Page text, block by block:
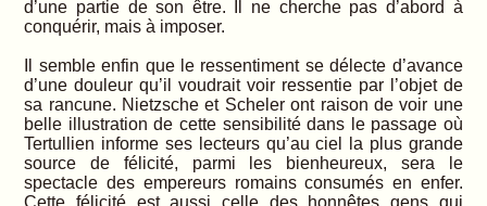
d’une partie de son être. Il ne cherche pas d’abord à
conquérir, mais à imposer.
Il semble enfin que le ressentiment se délecte d’avance
d’une douleur qu’il voudrait voir ressentie par l’objet de
sa rancune. Nietzsche et Scheler ont raison de voir une
belle illustration de cette sensibilité dans le passage où
Tertullien informe ses lecteurs qu’au ciel la plus grande
source de félicité, parmi les bienheureux, sera le
spectacle des empereurs romains consumés en enfer.
Cette félicité est aussi celle des honnêtes gens qui